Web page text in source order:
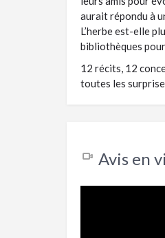
aurait répondu à
L’herbe est-elle
bibliothèques
12 récits, 12
toutes les
Avis en